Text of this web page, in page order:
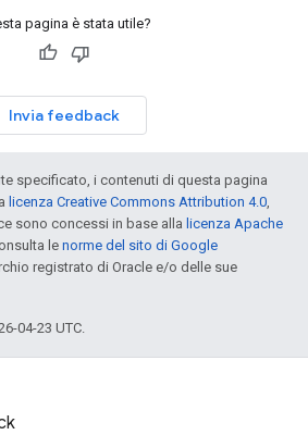
pagina è stata utile?
Invia feedback
specificato, i contenuti di questa pagina
licenza Creative Commons Attribution 4.0,
sono concessi in base alla licenza Apache
le norme del sito di Google
registrato di Oracle e/o delle sue
04-23 UTC.